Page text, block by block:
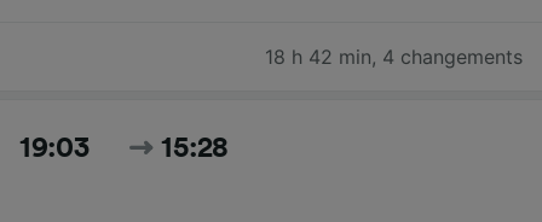
18 h 42 min, 4 changements
19:03 15:28